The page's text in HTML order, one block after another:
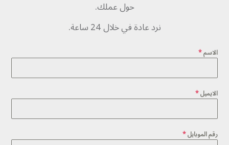
حول عملك.
نرد عادة في خلال 24 ساعة.
الاسم*
الايميل*
رقم الموبايل*